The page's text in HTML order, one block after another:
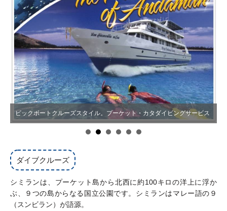
ビックボートクルーズスタイル。プーケット・カタダイビングサービス
ダイブクルーズ
シミランは、プーケット島から北西に約100キロの洋上に浮か
ぶ、９つの島からなる国立公園です。シミランはマレー語の９
（スンビラン）が語源。